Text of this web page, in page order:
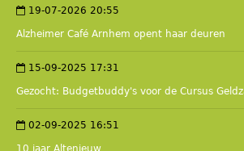
19-07-2026 20:55
Alzheimer Café Arnhem opent haar deuren
15-09-2025 17:31
Gezocht: Budgetbuddy's voor de Cursus
02-09-2025 16:51
10 jaar Altenieuw